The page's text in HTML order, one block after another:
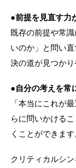
●前提を見直す力
既存の前提や常
いのか」と問い
決の道が見つかり
●自分の考えを常
「本当にこれが
らに問いかける
くことができます
クリティカルシ